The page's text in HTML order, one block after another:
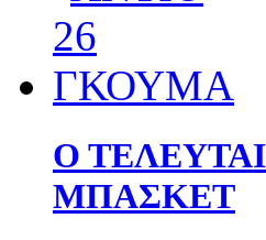
Ο
ΜΠΑΣΚΕΤ